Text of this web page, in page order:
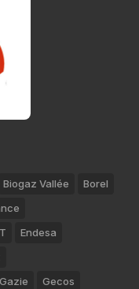
Biogaz Vallée
Borel
Endesa
Gazie Gecos